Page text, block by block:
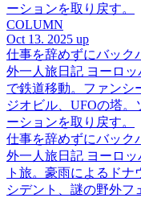
ーションを取り戻す。
COLUMN
Oct 13. 2025 up
仕事を辞めずにバック
外一人旅日記 ヨーロ
で鉄道移動。ファンシ
ジオビル、UFOの塔
ーションを取り戻す。
仕事を辞めずにバック
外一人旅日記 ヨーロ
ト旅。豪雨によるド
シデント、謎の野外フ